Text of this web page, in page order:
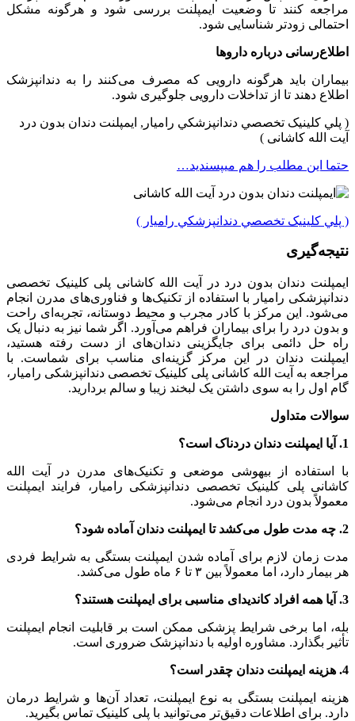
مراجعه کنند تا وضعیت ایمپلنت بررسی شود و هرگونه مشکل
احتمالی زودتر شناسایی شود.
اطلاع‌رسانی درباره داروها
بیماران باید هرگونه دارویی که مصرف می‌کنند را به دندانپزشک
اطلاع دهند تا از تداخلات دارویی جلوگیری شود.
( پلي کلينیک تخصصي دندانپزشکي راميار, ایمپلنت دندان بدون درد
آیت الله کاشانی )
حتما این مطلب را هم میپسندید…
( پلي کلينیک تخصصي دندانپزشکي راميار )
نتیجه‌گیری
ایمپلنت دندان بدون درد در آیت الله کاشانی پلی کلینیک تخصصی
دندانپزشکی رامیار با استفاده از تکنیک‌ها و فناوری‌های مدرن انجام
می‌شود. این مرکز با کادر مجرب و محیط دوستانه، تجربه‌ای راحت
و بدون درد را برای بیماران فراهم می‌آورد. اگر شما نیز به دنبال یک
راه حل دائمی برای جایگزینی دندان‌های از دست رفته هستید،
ایمپلنت دندان در این مرکز گزینه‌ای مناسب برای شماست. با
مراجعه به آیت الله کاشانی پلی کلینیک تخصصی دندانپزشکی رامیار،
گام اول را به سوی داشتن یک لبخند زیبا و سالم بردارید.
سوالات متداول
1. آیا ایمپلنت دندان دردناک است؟
با استفاده از بیهوشی موضعی و تکنیک‌های مدرن در آیت الله
کاشانی پلی کلینیک تخصصی دندانپزشکی رامیار، فرایند ایمپلنت
معمولاً بدون درد انجام می‌شود.
2. چه مدت طول می‌کشد تا ایمپلنت دندان آماده شود؟
مدت زمان لازم برای آماده شدن ایمپلنت بستگی به شرایط فردی
هر بیمار دارد، اما معمولاً بین ۳ تا ۶ ماه طول می‌کشد.
3. آیا همه افراد کاندیدای مناسبی برای ایمپلنت هستند؟
بله، اما برخی شرایط پزشکی ممکن است بر قابلیت انجام ایمپلنت
تأثیر بگذارد. مشاوره اولیه با دندانپزشک ضروری است.
4. هزینه ایمپلنت دندان چقدر است؟
هزینه ایمپلنت بستگی به نوع ایمپلنت، تعداد آن‌ها و شرایط درمان
دارد. برای اطلاعات دقیق‌تر می‌توانید با پلی کلینیک تماس بگیرید.